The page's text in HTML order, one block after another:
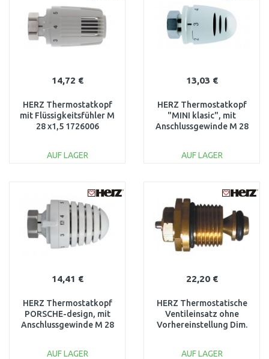
14,72 €
HERZ Thermostatkopf
mit Flüssigkeitsfühler M
28 x1,5 1726006
AUF LAGER
Vergleichen
13,03 €
HERZ Thermostatkopf
"MINI klasic", mit
Anschlussgewinde M 28
AUF LAGER
Vergleichen
14,41 €
HERZ Thermostatkopf
PORSCHE-design, mit
Anschlussgewinde M 28
AUF LAGER
22,20 €
HERZ Thermostatische
Ventileinsatz ohne
Vorhereinstellung Dim.
AUF LAGER